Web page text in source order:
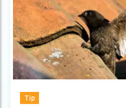
Tip